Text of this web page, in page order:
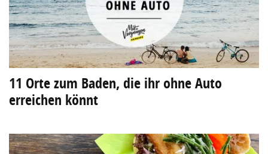
11 Orte zum Baden, die ihr ohne Auto
erreichen könnt